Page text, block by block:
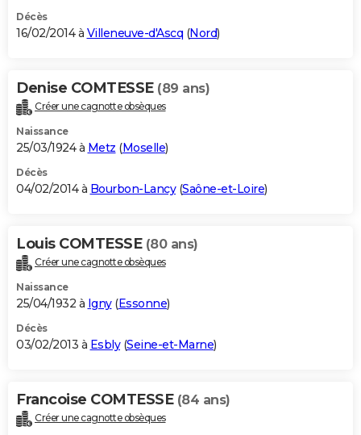
Décès
16/02/2014 à Villeneuve-d'Ascq (Nord)
Denise COMTESSE (89 ans)
Créer une cagnotte obsèques
Naissance
25/03/1924 à Metz (Moselle)
Décès
04/02/2014 à Bourbon-Lancy(Saône-et-Loire)
Louis COMTESSE (80 ans)
Créer une cagnotte obsèques
Naissance
25/04/1932 à Igny(Essonne)
Décès
03/02/2013 à Esbly(Seine-et-Marne)
Francoise COMTESSE (84 ans)
Créer une cagnotte obsèques